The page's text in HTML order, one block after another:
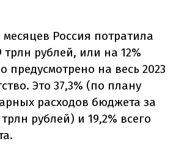
Россия потратила
трлн рублей, или на 12%
предусмотрено на весь 2023
Это 37,3% (по плану
расходов бюджета за
рублей) и 19,2% всего